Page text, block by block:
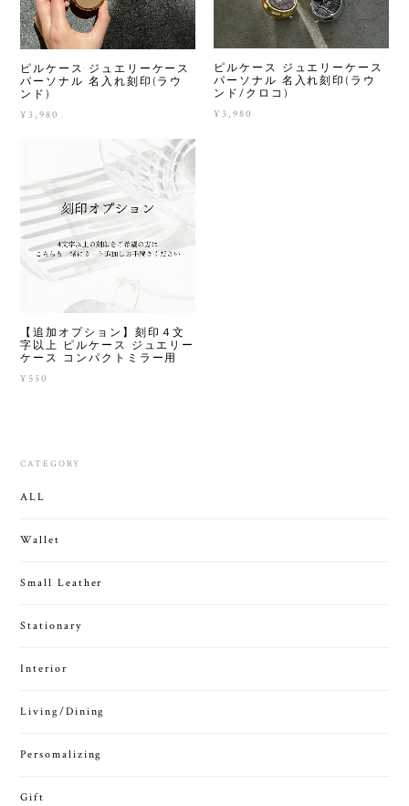
ピルケース ジュエリーケース
パーソナル 名入れ刻印(ラウ
ンド)
¥3,980
ピルケース ジュエリーケース
パーソナル 名入れ刻印(ラウ
ンド/クロコ)
¥3,980
【追加オプション】刻印４文
字以上 ピルケース ジュエリー
ケース コンパクトミラー用
¥550
CATEGORY
ALL
Wallet
Small Leather
Stationary
Interior
Living/Dining
Persomalizing
Gift